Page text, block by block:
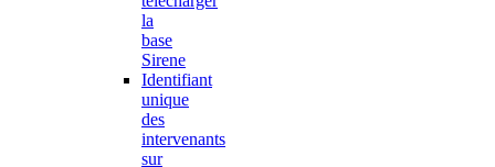
la
base
Sirene
Identifiant
unique
des
intervenants
sur